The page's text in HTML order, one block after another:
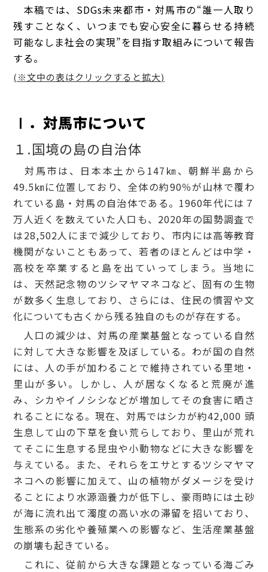
本稿では、 SDGs未来都市 ・対馬市の“誰一人取り
残すことなく、いつまでも安心安全に暮らせる持続
可能なしま社会の実現”を目指す取組みについて報告
する。
(※文中の表はクリックすると拡大)
Ⅰ．対馬市について
１.国境の島の自治体
対馬市は、日本本土から147㎞、朝鮮半島から
49.5㎞に位置しており、全体の約90％が山林で覆わ
れている島・対馬の自治体である。1960年代には７
万人近くを数えていた人口も、2020年の国勢調査で
は28,502人にまで減少しており、市内には高等教育
機関がないこともあって、若者のほとんどは中学・
高校を卒業すると島を出ていってしまう。当地に
は、天然記念物のツシマヤマネコなど、固有の生物
が数多く生息しており、さらには、住民の慣習や文
化についても古くから残る独自のものが存在する。
人口の減少は、対馬の産業基盤となっている自然
に対して大きな影響を及ぼしている。わが国の自然
には、人の手が加わることで維持されている里地・
里山が多い。しかし、人が居なくなると荒廃が進
み、シカやイノシシなどが増加してその食害に晒さ
れることになる。現在、対馬ではシカが約42,000 頭
生息して山の下草を食い荒らしており、里山が荒れ
てそこに生息する昆虫や小動物などに大きな影響を
与えている。また、それらをエサとするツシマヤマ
ネコへの影響に加えて、山の植物がダメージを受け
ることにより水源涵養力が低下し、豪雨時には土砂
が海に流れ出て濁度の高い水の滞留を招いており、
生態系の劣化や養殖業への影響など、生活産業基盤
の崩壊も起きている。
これに、従前から大きな課題となっている海ごみ